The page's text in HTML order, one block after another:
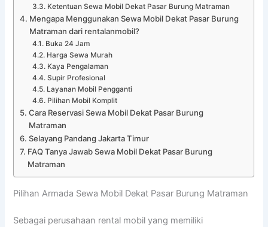
Ketentuan Sewa Mobil Dekat Pasar Burung Matraman
Mengapa Menggunakan Sewa Mobil Dekat Pasar Burung
Matraman dari rentalanmobil?
Buka 24 Jam
Harga Sewa Murah
Kaya Pengalaman
Supir Profesional
Layanan Mobil Pengganti
Pilihan Mobil Komplit
Cara Reservasi Sewa Mobil Dekat Pasar Burung
Matraman
Selayang Pandang Jakarta Timur
FAQ Tanya Jawab Sewa Mobil Dekat Pasar Burung
Matraman
Pilihan Armada Sewa Mobil Dekat Pasar Burung Matraman
Sebagai perusahaan rental mobil yang memiliki